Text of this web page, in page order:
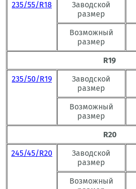
235/55/R18
Заводской
размер
Возможный
размер
R19
235/50/R19
Заводской
размер
Возможный
размер
R20
245/45/R20
Заводской
размер
Возможный